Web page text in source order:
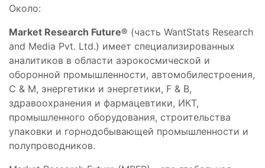
Около:
Market Research Future® (часть WantStats Research
and Media Pvt. Ltd.) имеет специализированных
аналитиков в области аэрокосмической и
оборонной промышленности, автомобилестроения,
C & M, энергетики и энергетики, F & B,
здравоохранения и фармацевтики, ИКТ,
промышленного оборудования, строительства
упаковки и горнодобывающей промышленности и
полупроводников.